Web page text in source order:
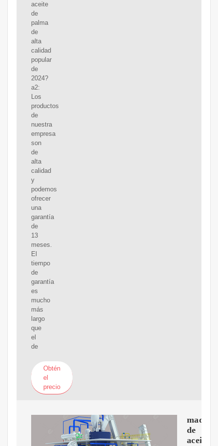
aceite
de
palma
de
alta
calidad
popular
de
2024?
a2:
Los
productos
de
nuestra
empresa
son
de
alta
calidad
y
podemos
ofrecer
una
garantía
de
13
meses.
El
tiempo
de
garantía
es
mucho
más
largo
que
el
de
Obtén
el
precio
de
aceite